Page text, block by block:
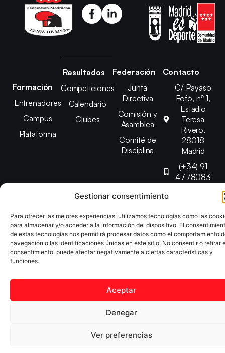
Gestionar consentimiento
Para ofrecer las mejores experiencias, utilizamos tecnologías como las
para almacenar y/o acceder a la información del dispositivo. El
de estas tecnologías nos permitirá procesar datos como el comportamiento
navegación o las identificaciones únicas en este sitio. No consentir o retirar
consentimiento, puede afectar negativamente a ciertas características y
funciones.
Aceptar
Denegar
Ver preferencias
Formación
Entrenadores
Campus
Plataforma
Resultados
Competiciones
Calendario
Clubes
Federación
Junta
Directiva
Comisión y
Asamblea
Comité de
Disciplina
Contacto
C/ Payaso
Fofó, nº 1,
Estadio
Teresa
Rivero,
28018
Madrid
(+34) 91
4778083
Copyright © 2025 Federación Madrileña de Tenis de Mesa |
Desarrollado porTOOOLS
Aviso Legal